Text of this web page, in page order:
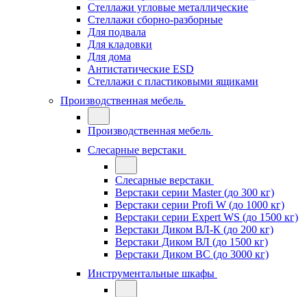
Стеллажи угловые металлические
Стеллажи сборно-разборные
Для подвала
Для кладовки
Для дома
Антистатические ESD
Стеллажи с пластиковыми ящиками
Производственная мебель
Производственная мебель
Слесарные верстаки
Слесарные верстаки
Верстаки серии Master (до 300 кг)
Верстаки серии Profi W (до 1000 кг)
Верстаки серии Expert WS (до 1500 кг)
Верстаки Диком ВЛ-К (до 200 кг)
Верстаки Диком ВЛ (до 1500 кг)
Верстаки Диком ВС (до 3000 кг)
Инструментальные шкафы